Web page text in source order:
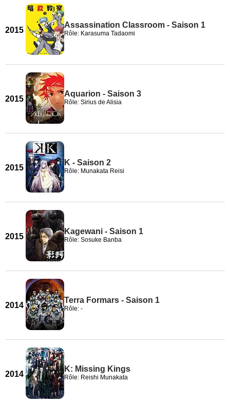
2015
Assassination Classroom - Saison 1
Rôle: Karasuma Tadaomi
2015
Aquarion - Saison 3
Rôle: Sirius de Alisia
2015
K - Saison 2
Rôle: Munakata Reisi
2015
Kagewani - Saison 1
Rôle: Sosuke Banba
2014
Terra Formars - Saison 1
Rôle: -
2014
K: Missing Kings
Rôle: Reishi Munakata